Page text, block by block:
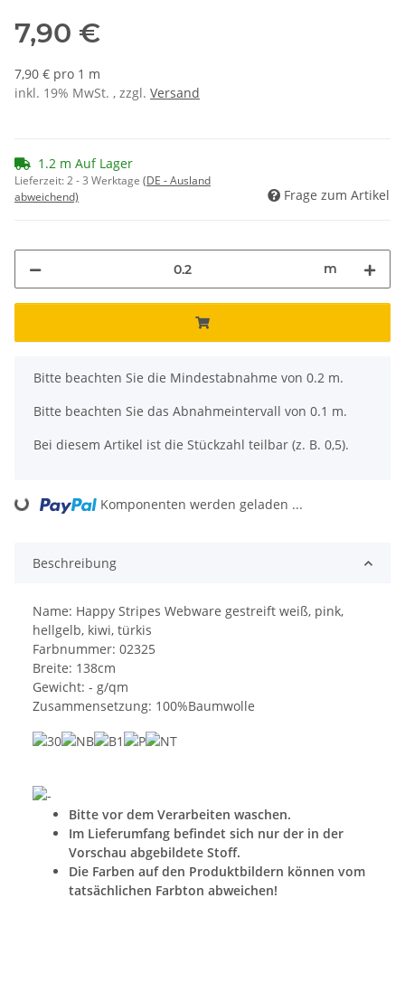
7,90 €
7,90 € pro 1 m
inkl. 19% MwSt. , zzgl. Versand
1.2 m Auf Lager
Lieferzeit:2 - 3 Werktage (DE - Ausland
abweichend)
Frage zum Artikel
m
x
Bitte beachten Sie die Mindestabnahme von 0.2 m.
Bitte beachten Sie das Abnahmeintervall von 0.1 m.
Bei diesem Artikel ist die Stückzahl teilbar (z. B. 0,5).
Loading... Komponenten werden geladen ...
Beschreibung
Name: Happy Stripes Webware gestreift weiß, pink,
hellgelb, kiwi, türkis
Farbnummer: 02325
Breite: 138cm
Gewicht: - g/qm
Zusammensetzung: 100%Baumwolle
Bitte vor dem Verarbeiten waschen.
Im Lieferumfang befindet sich nur der in der
Vorschau abgebildete Stoff.
Die Farben auf den Produktbildern können vom
tatsächlichen Farbton abweichen!